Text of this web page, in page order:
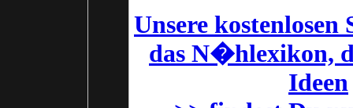
Unsere kostenlosen
das N�hlexikon,
Ideen